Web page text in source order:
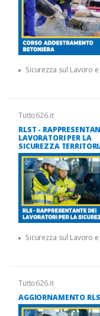
Sicurezza sul Lavoro e
Tutto626.it
RLST -
LAVORATORI PER LA
SICUREZZA
Sicurezza sul Lavoro e
Tutto626.it
AGGIORNAMENTO RLS